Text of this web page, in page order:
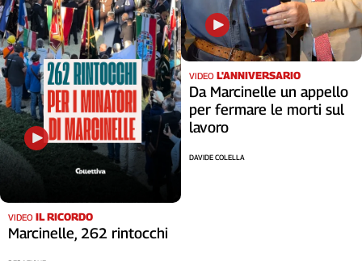
VIDEO IL RICORDO
Marcinelle, 262 rintocchi
VIDEO L'ANNIVERSARIO
Da Marcinelle un appello
per fermare le morti sul
lavoro
DAVIDE COLELLA